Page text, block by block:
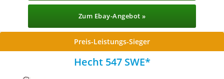
Zum Ebay-Angebot »
Preis-Leistungs-Sieger
Hecht 547 SWE